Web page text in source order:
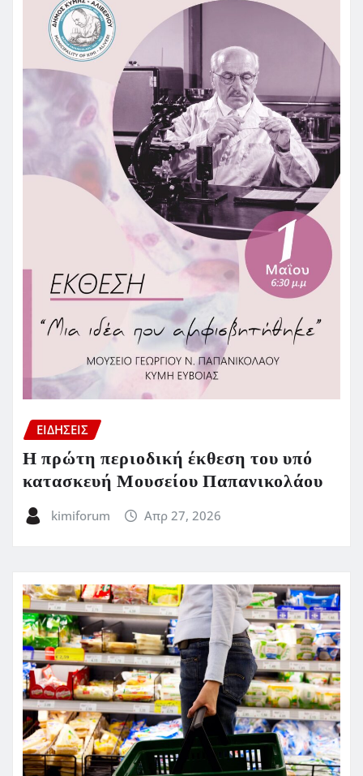
ΕΙΔΗΣΕΙΣ
Η πρώτη περιοδική έκθεση του υπό
κατασκευή Μουσείου Παπανικολάου
kimiforum Απρ 27, 2026